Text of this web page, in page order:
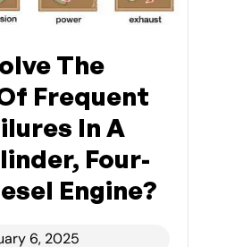
The
Frequent
In A
Four-
Engine?
6, 2025